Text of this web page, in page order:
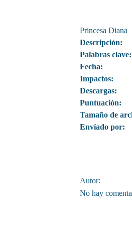
Princesa Diana
Descripción:
Palabras clave:
Fecha:
Impactos:
Descargas:
Puntuación:
Tamaño de
Envíado por:
Autor:
No hay